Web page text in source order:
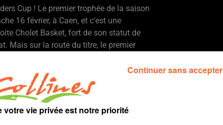
Cup ! Le premier trophée de la saison
16 février, à Caen, et c’est une
Cholet Basket, fort de son statut de
Mais sur la route du titre, le premier
Sarthe Basket, dès les quarts de finale,
CB et pur produit des Mauges, le
est le premier invité de « Cholet
natif de Jallais évoque ce match à part,
formateur, mais également les
votre vie privée est notre priorité
Continuer sans accepter